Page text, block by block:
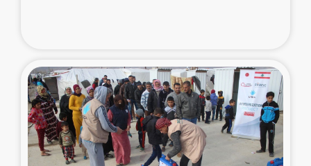
ガザ地区における被災住民への緊急支援
ガザ地区酪農を通した女性グループの生計支援
ふりかけ普及と食生活改善による栄養改善事業